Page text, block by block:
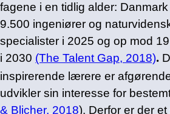
fagene i en tidlig alder:
9.500 ingeniører og
specialister i 2025 og op mod
i 2030 (The Talent Gap, 2018).
inspirerende lærere er
udvikler sin interesse for
& Blicher, 2018). Derfor er der